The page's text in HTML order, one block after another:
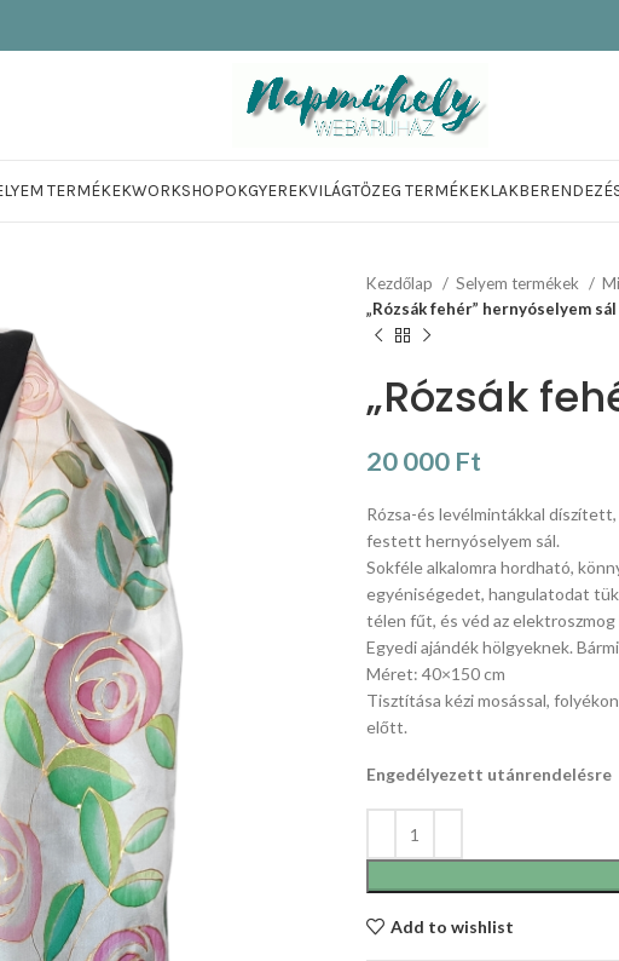
TERMÉKEKWORKSHOPOKGYEREKVILÁGTŐZEG TERMÉKEK
Kezdőlap Selyem termékek
„Rózsák fehér” hernyóselyem sál
„Rózsák
20 000 Ft
Rózsa-és levélmintákkal
festett hernyóselyem sál.
Sokféle alkalomra hordható,
egyéniségedet, hangulatodat
télen fűt, és véd az
Egyedi ajándék hölgyeknek.
Méret: 40×150 cm
Tisztítása kézi mosással,
előtt.
Engedélyezett utánrendelésre
Add to wishlist